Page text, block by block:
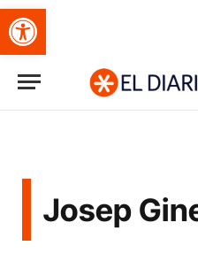
Obre la barra d'eines
Josep